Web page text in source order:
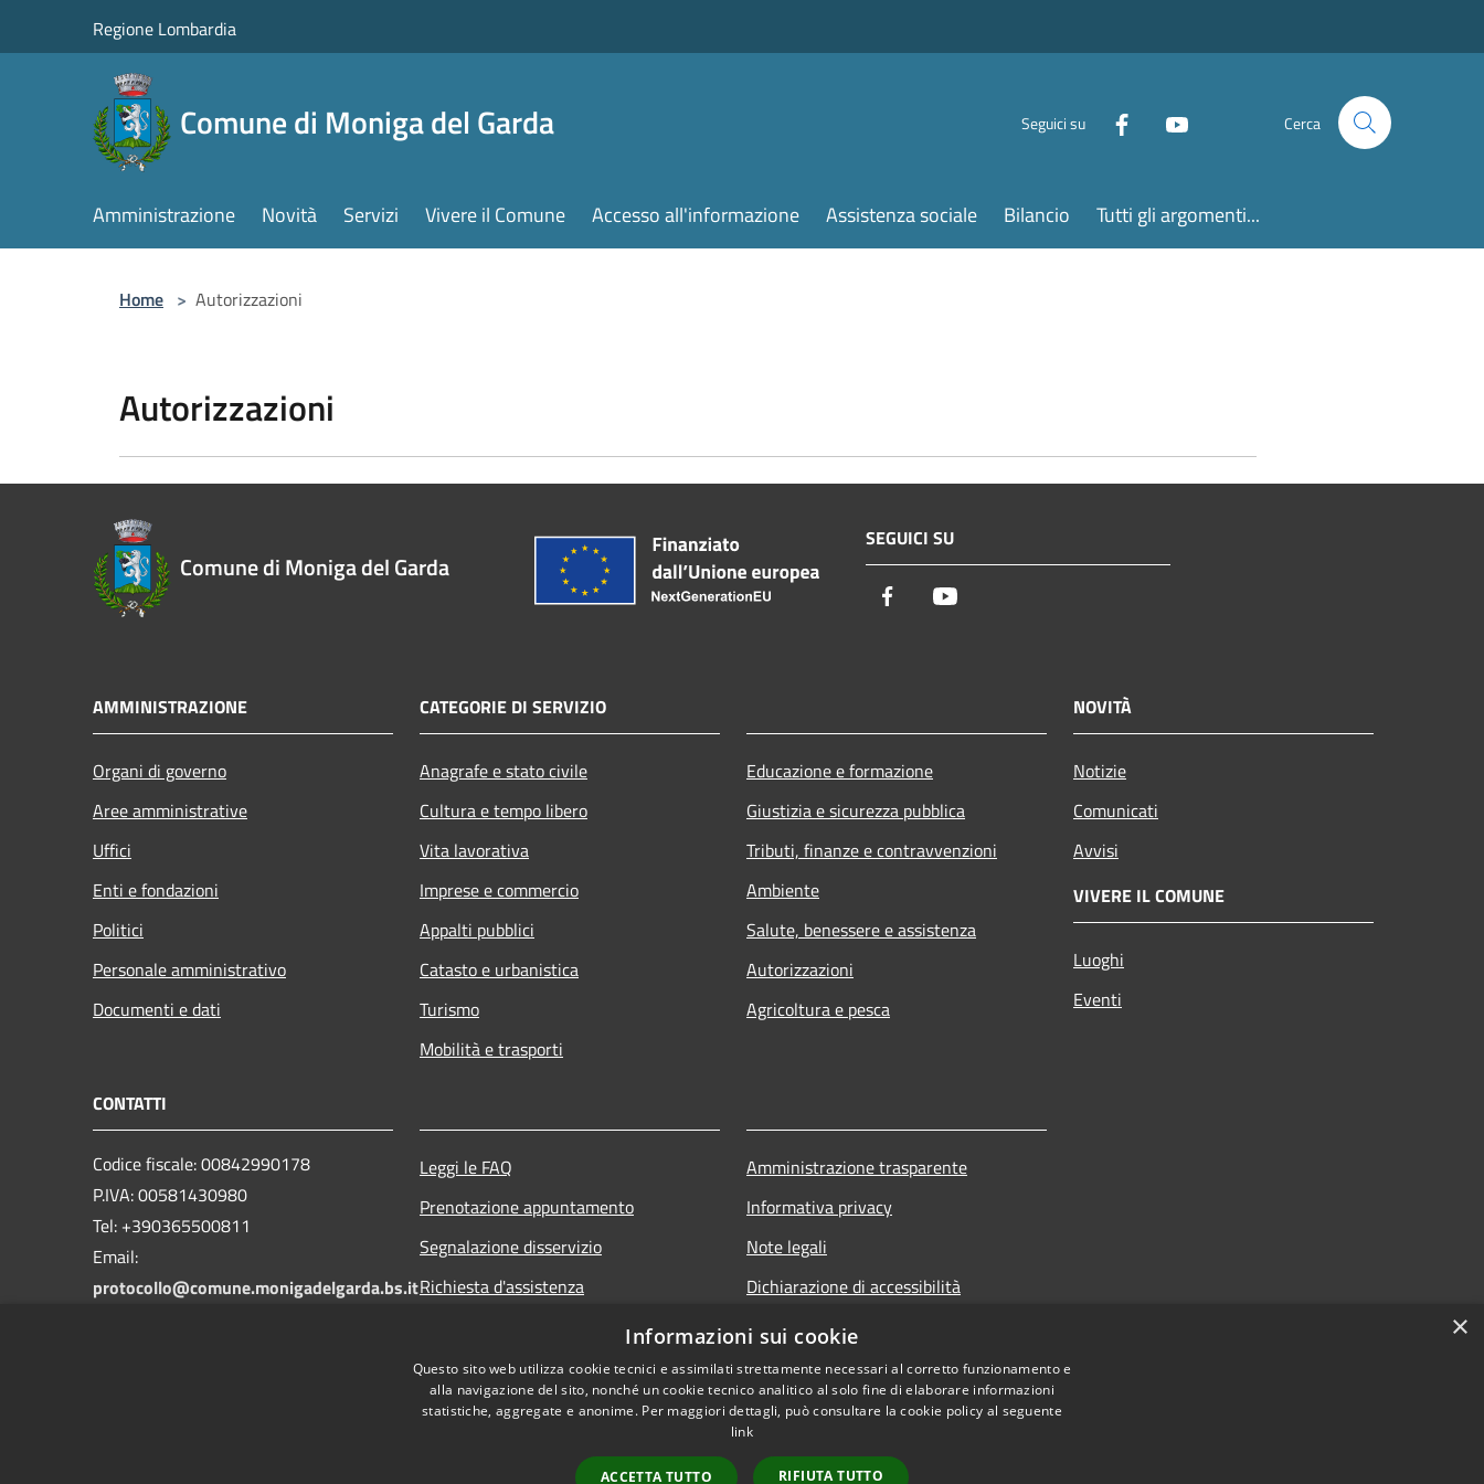
Regione Lombardia
Comune di Moniga del Garda Seguici su Cerca
Amministrazione Novità Servizi Vivere il Comune Accesso all'informazione Assistenza sociale Bilancio Tutti gli argomenti...
Home > Autorizzazioni
Autorizzazioni
Comune di Moniga del Garda
SEGUICI SU
Facebook
AMMINISTRAZIONE
Organi di governo
Aree amministrative
Uffici
Enti e fondazioni
Politici
Personale amministrativo
Documenti e dati
CATEGORIE DI SERVIZIO
Anagrafe e stato civile
Cultura e tempo libero
Vita lavorativa
Imprese e commercio
Appalti pubblici
Catasto e urbanistica
Turismo
Mobilità e trasporti
Educazione e formazione
Giustizia e sicurezza pubblica
Tributi, finanze e contravvenzioni
Ambiente
Salute, benessere e assistenza
Autorizzazioni
Agricoltura e pesca
NOVITÀ
Notizie
Comunicati
Avvisi
VIVERE IL COMUNE
Luoghi
Eventi
CONTATTI
Codice fiscale: 00842990178
P.IVA: 00581430980
Tel: +390365500811
Email:
protocollo@comune.monigadelgarda.bs.it
Leggi le FAQ
Prenotazione appuntamento
Segnalazione disservizio
Richiesta d'assistenza
Amministrazione trasparente
Informativa privacy
Note legali
Dichiarazione di accessibilità
Piano di miglioramento del sito e dei
×
Informazioni sui cookie
Questo sito web utilizza cookie tecnici e assimilati strettamente necessari al corretto funzionamento e
alla navigazione del sito, nonché un cookie tecnico analitico al solo fine di elaborare informazioni
statistiche, aggregate e anonime. Per maggiori dettagli, può consultare la cookie policy al seguente
link
ACCETTA TUTTO RIFIUTA TUTTO